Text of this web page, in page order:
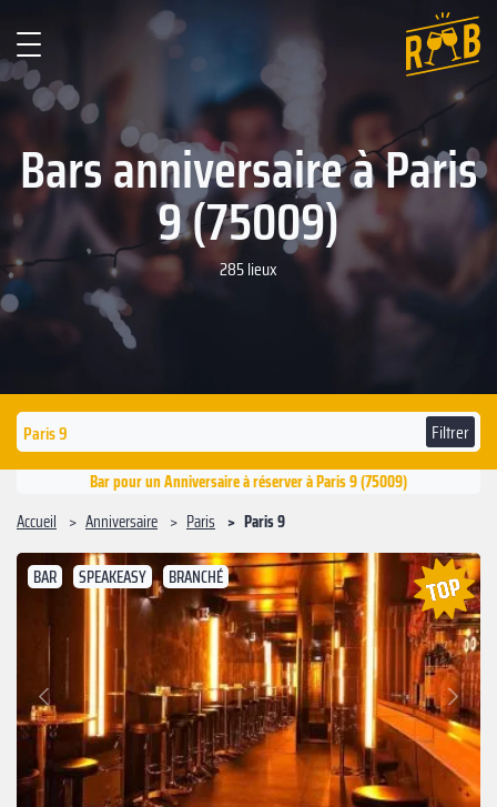
Bars anniversaire à Paris
9 (75009)
285 lieux
Filtrer
Bar pour un Anniversaire à réserver à Paris 9 (75009)
Accueil
Anniversaire Paris Paris 9
BAR SPEAKEASY BRANCHÉ
Précédent
Suivant